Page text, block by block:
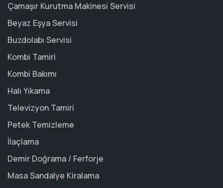
Çamaşır Kurutma Makinesi Servisi
Beyaz Eşya Servisi
Buzdolabı Servisi
Kombi Tamiri
Kombi Bakımı
Halı Yıkama
Televizyon Tamiri
Petek Temizleme
İlaçlama
Demir Doğrama / Ferforje
Masa Sandalye Kiralama